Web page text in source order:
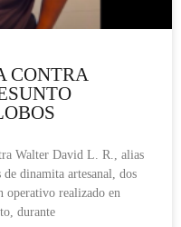
CONTRA
Walter David L. R., alias
dinamita artesanal, dos
operativo realizado en
durante